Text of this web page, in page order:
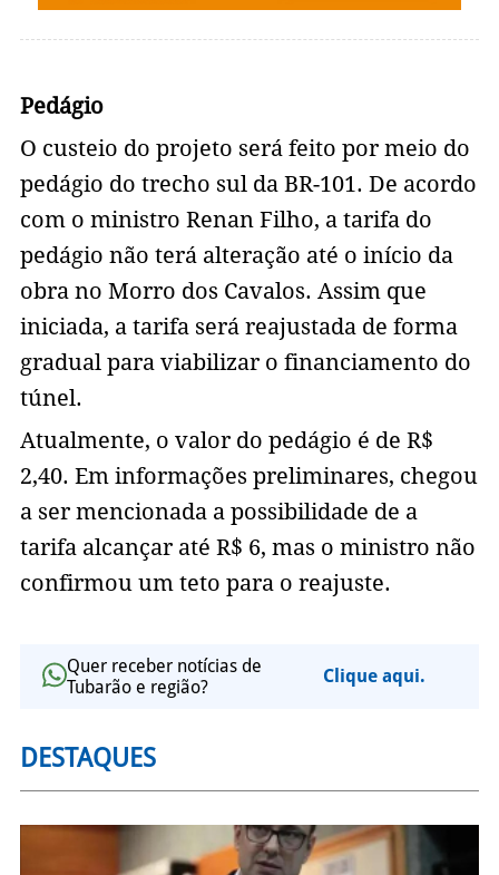
Pedágio
O custeio do projeto será feito por meio do
pedágio do trecho sul da BR-101. De acordo
com o ministro Renan Filho, a tarifa do
pedágio não terá alteração até o início da
obra no Morro dos Cavalos. Assim que
iniciada, a tarifa será reajustada de forma
gradual para viabilizar o financiamento do
túnel.
Atualmente, o valor do pedágio é de R$
2,40. Em informações preliminares, chegou
a ser mencionada a possibilidade de a
tarifa alcançar até R$ 6, mas o ministro não
confirmou um teto para o reajuste.
Quer receber notícias de
Tubarão e região?
Clique aqui.
DESTAQUES